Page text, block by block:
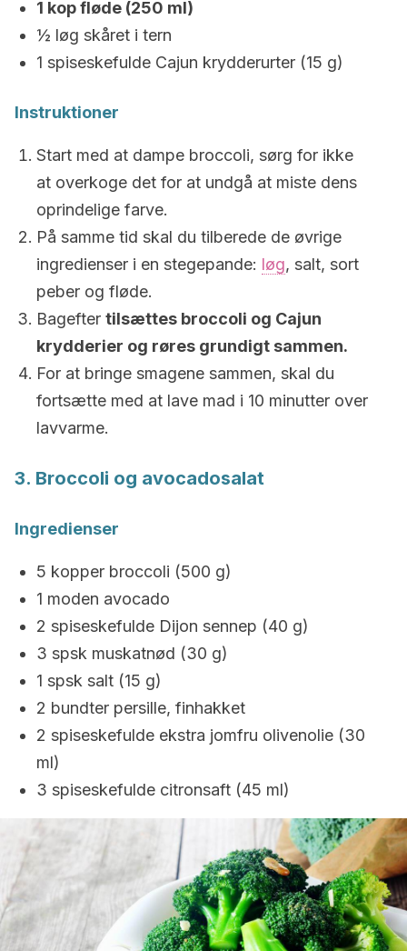
1 kop fløde (250 ml)
½ løg skåret i tern
1 spiseskefulde Cajun krydderurter (15 g)
Instruktioner
Start med at dampe broccoli, sørg for ikke
at overkoge det for at undgå at miste dens
oprindelige farve.
På samme tid skal du tilberede de øvrige
ingredienser i en stegepande: løg, salt, sort
peber og fløde.
Bagefter tilsættes broccoli og Cajun
krydderier og røres grundigt sammen.
For at bringe smagene sammen, skal du
fortsætte med at lave mad i 10 minutter over
lavvarme.
3. Broccoli og avocadosalat
Ingredienser
5 kopper broccoli (500 g)
1 moden avocado
2 spiseskefulde Dijon sennep (40 g)
3 spsk muskatnød (30 g)
1 spsk salt (15 g)
2 bundter persille, finhakket
2 spiseskefulde ekstra jomfru olivenolie (30
ml)
3 spiseskefulde citronsaft (45 ml)